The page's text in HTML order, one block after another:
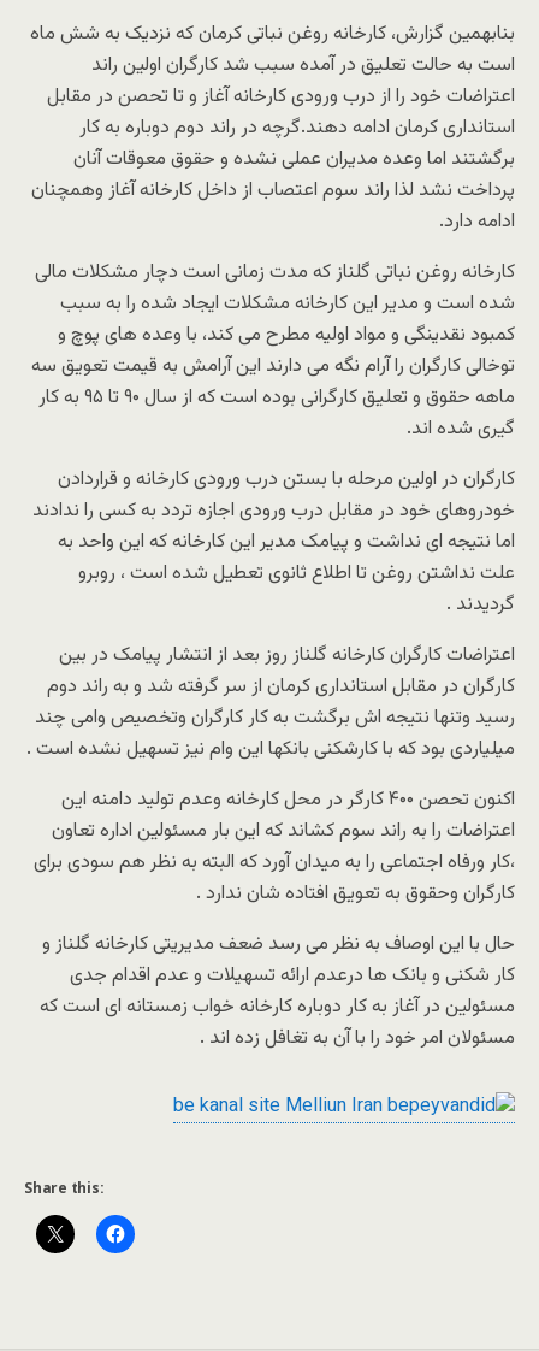
بنابهمین گزارش، کارخانه روغن نباتی کرمان که نزدیک به شش ماه
است به حالت تعلیق در آمده سبب شد کارگران اولین راند
اعتراضات خود را از درب ورودی کارخانه آغاز و تا تحصن در مقابل
استانداری کرمان ادامه دهند.گرچه در راند دوم دوباره به کار
برگشتند اما وعده مدیران عملی نشده و حقوق معوقات آنان
پرداخت نشد لذا راند سوم اعتصاب از داخل کارخانه آغاز وهمچنان
ادامه دارد.
کارخانه روغن نباتی گلناز که مدت زمانی است دچار مشکلات مالی
شده است و مدیر این کارخانه مشکلات ایجاد شده را به سبب
کمبود نقدینگی و مواد اولیه مطرح می کند، با وعده های پوچ و
توخالی کارگران را آرام نگه می دارند این آرامش به قیمت تعویق سه
ماهه حقوق و تعلیق کارگرانی بوده است که از سال ۹۰ تا ۹۵ به کار
گیری شده اند.
کارگران در اولین مرحله با بستن درب ورودی کارخانه و قراردادن
خودروهای خود در مقابل درب ورودی اجازه تردد به کسی را ندادند
اما نتیجه ای نداشت و پیامک مدیر این کارخانه که این واحد به
علت نداشتن روغن تا اطلاع ثانوی تعطیل شده است ، روبرو
گردیدند .
اعتراضات کارگران کارخانه گلناز روز بعد از انتشار پیامک در بین
کارگران در مقابل استانداری کرمان از سر گرفته شد و به راند دوم
رسید وتنها نتیجه اش برگشت به کار کارگران وتخصیص وامی چند
میلیاردی بود که با کارشکنی بانکها این وام نیز تسهیل نشده است .
اکنون تحصن ۴۰۰ کارگر در محل کارخانه وعدم تولید دامنه این
اعتراضات را به راند سوم کشاند که این بار مسئولین اداره تعاون
،کار ورفاه اجتماعی را به میدان آورد که البته به نظر هم سودی برای
کارگران وحقوق به تعویق افتاده شان ندارد .
حال با این اوصاف به نظر می رسد ضعف مدیریتی کارخانه گلناز و
کار شکنی و بانک ها درعدم ارائه تسهیلات و عدم اقدام جدی
مسئولین در آغاز به کار دوباره کارخانه خواب زمستانه ای است که
مسئولان امر خود را با آن به تغافل زده اند .
Share this: